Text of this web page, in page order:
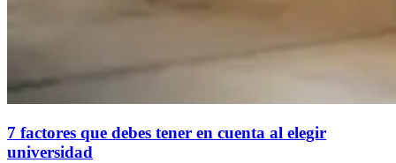
7 factores que debes tener en cuenta al elegir
universidad